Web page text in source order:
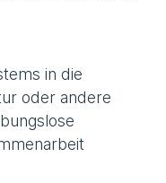
in die
oder andere